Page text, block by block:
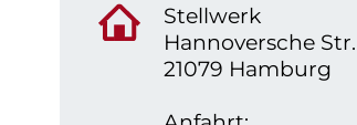
Stellwerk
Hannoversche
21079 Hamburg